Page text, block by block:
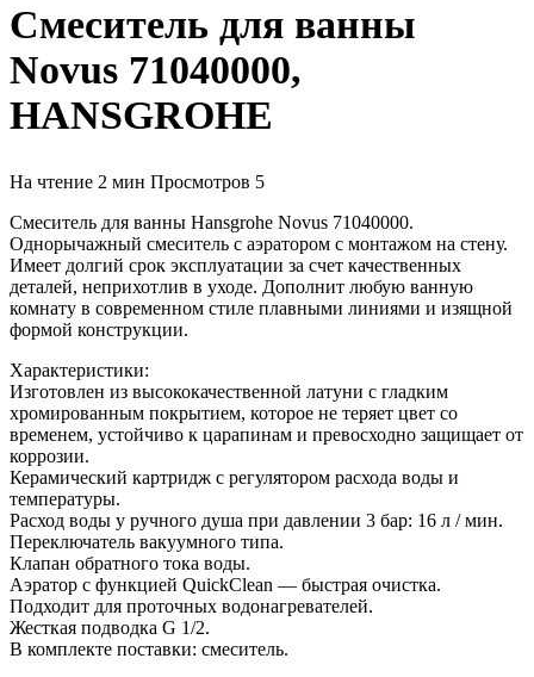
Смеситель для ванны
Novus 71040000,
HANSGROHE
На чтение 2 мин Просмотров 5
Смеситель для ванны Hansgrohe Novus 71040000.
Однорычажный смеситель с аэратором с монтажом на стену.
Имеет долгий срок эксплуатации за счет качественных
деталей, неприхотлив в уходе. Дополнит любую ванную
комнату в современном стиле плавными линиями и изящной
формой конструкции.
Характеристики:
Изготовлен из высококачественной латуни с гладким
хромированным покрытием, которое не теряет цвет со
временем, устойчиво к царапинам и превосходно защищает от
коррозии.
Керамический картридж с регулятором расхода воды и
температуры.
Расход воды у ручного душа при давлении 3 бар: 16 л / мин.
Переключатель вакуумного типа.
Клапан обратного тока воды.
Аэратор с функцией QuickClean — быстрая очистка.
Подходит для проточных водонагревателей.
Жесткая подводка G 1/2.
В комплекте поставки: смеситель.